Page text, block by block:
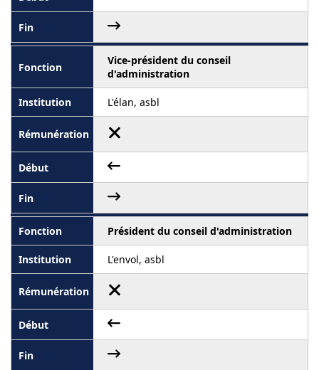
Vice-président du conseil
d'administration
L'élan, asbl
Président du conseil d'administration
L'envol, asbl